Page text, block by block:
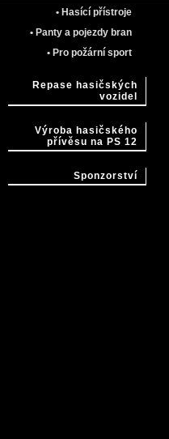
• Hasící přístroje
• Panty a pojezdy bran
• Pro požární sport
Repase hasičských
vozidel
Výroba hasičského
přívěsu na PS 12
Sponzorství